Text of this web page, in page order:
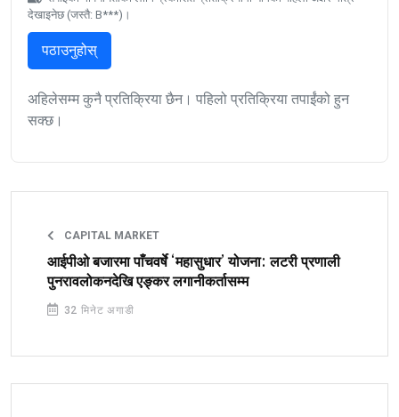
देखाइनेछ (जस्तै: B***)।
पठाउनुहोस्
अहिलेसम्म कुनै प्रतिक्रिया छैन। पहिलो प्रतिक्रिया तपाईंको हुन
सक्छ।
CAPITAL MARKET
आईपीओ बजारमा पाँचवर्षे ‘महासुधार’ योजना: लटरी प्रणाली
पुनरावलोकनदेखि एङ्कर लगानीकर्तासम्म
32 मिनेट अगाडी